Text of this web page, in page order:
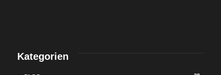
Kategorien